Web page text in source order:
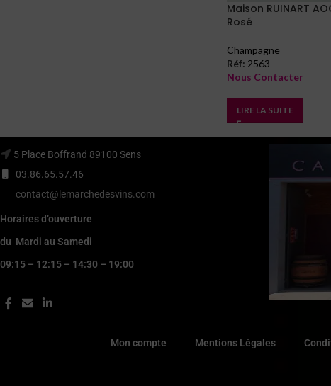
Maison RUINART
Rosé
Champagne
Réf: 2563
Nous Contacter
LIRE LA SUITE
5 Place Boffrand 89100 Sens
03.86.65.57.46
contact@lemarchedesvins.com
Horaires d’ouverture
du Mardi au Samedi
09:15 – 12:15 – 14:30 – 19:00
Mon compte Mentions Légales